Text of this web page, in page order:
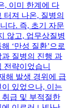
, 이미 한계에 다
터져 나온, 질병의
다. 즉, 초기 자문
않고, 업무상질병
‘만성 질환’으로
질병의 진행 과
전략이었습니
해 발생 경위에 급
있었으나, 이는
급 및 부적절한